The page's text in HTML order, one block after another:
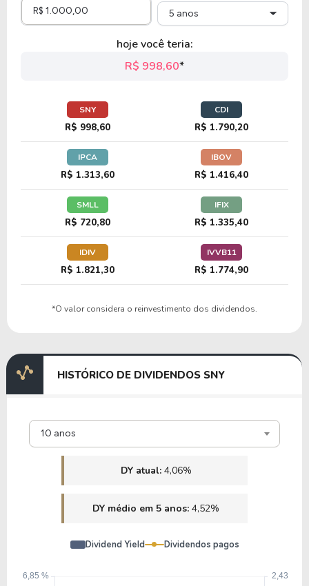
-28,28
35,57 7,61%
SYK
34,67 15,55%
19,68 1,93 9,80% 3,80%
157,51 6,70 4,26%
11,60 1,43 12,32%
2,19%
5 anos
hoje você teria:
R$ 998,60*
SNY
R$ 998,60
CDI
R$ 1.790,20
IPCA
R$ 1.313,60
IBOV
R$ 1.416,40
SMLL
R$ 720,80
IFIX
R$ 1.335,40
IDIV
R$ 1.821,30
IVVB11
R$ 1.774,90
*O valor considera o reinvestimento dos dividendos.
HISTÓRICO DE DIVIDENDOS SNY
10 anos
DY atual: 4,06%
DY médio em 5 anos: 4,52%
Dividend Yield Dividendos pagos